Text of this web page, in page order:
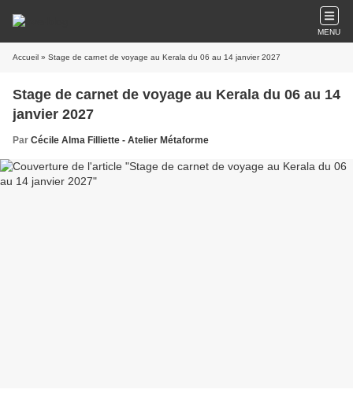
MENU
Accueil » Stage de carnet de voyage au Kerala du 06 au 14 janvier 2027
Stage de carnet de voyage au Kerala du 06 au 14
janvier 2027
Par Cécile Alma Filliette - Atelier Métaforme